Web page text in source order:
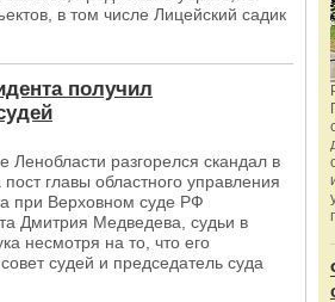
в том числе Лицейский садик
получил
Ленобласти разгорелся скандал в
главы областного управления
при Верховном суде РФ
Дмитрия Медведева, судьи в
несмотря на то, что его
судей и председатель суда